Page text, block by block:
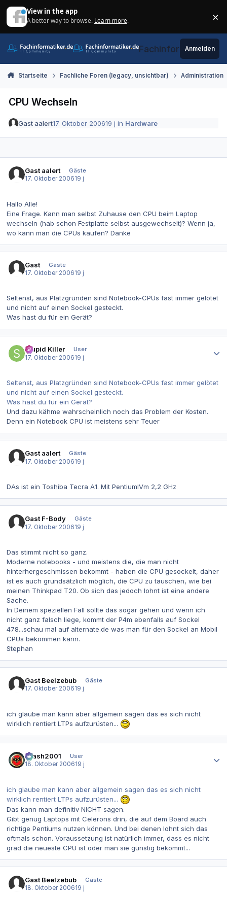
View in the app
A better way to browse. Learn more. ×
Fachinformatiker.de
Anmelden
Startseite Fachliche Foren (legacy, unsichtbar) Administration
CPU Wechseln
Gast aalert17. Oktober 200619 j in Hardware
Gast aalert
Gäste
17. Oktober 200619 j
Hallo Alle!
Eine Frage. Kann man selbst Zuhause den CPU beim Laptop
wechseln (hab schon Festplatte selbst ausgewechselt)? Wenn ja,
wo kann man die CPUs kaufen? Danke
Gast
Gäste
17. Oktober 200619 j
Seltenst, aus Platzgründen sind Notebook-CPUs fast immer gelötet
und nicht auf einen Sockel gesteckt.
Was hast du für ein Gerät?
Stupid Killer
User
17. Oktober 200619 j
Seltenst, aus Platzgründen sind Notebook-CPUs fast immer gelötet
und nicht auf einen Sockel gesteckt.
Was hast du für ein Gerät?
Und dazu kähme wahrscheinlich noch das Problem der Kosten.
Denn ein Notebook CPU ist meistens sehr Teuer
Gast aalert
Gäste
17. Oktober 200619 j
DAs ist ein Toshiba Tecra A1. Mit PentiumIVm 2,2 GHz
Gast F-Body
Gäste
17. Oktober 200619 j
Das stimmt nicht so ganz.
Moderne notebooks - und meistens die, die man nicht
hinterhergeschmissen bekommt - haben die CPU gesockelt, daher
ist es auch grundsätzlich möglich, die CPU zu tauschen, wie bei
meinen Thinkpad T20. Ob sich das jedoch lohnt ist eine andere
Sache.
In Deinem speziellen Fall sollte das sogar gehen und wenn ich
nicht ganz falsch liege, kommt der P4m ebenfalls auf Sockel
478...schau mal auf alternate.de was man für den Sockel an Mobil
CPUs bekommen kann.
Stephan
Gast Beelzebub
Gäste
17. Oktober 200619 j
ich glaube man kann aber allgemein sagen das es sich nicht
wirklich rentiert LTPs aufzurüsten...
Crash2001
User
18. Oktober 200619 j
ich glaube man kann aber allgemein sagen das es sich nicht
wirklich rentiert LTPs aufzurüsten...
Das kann man definitiv NICHT sagen.
Gibt genug Laptops mit Celerons drin, die auf dem Board auch
richtige Pentiums nutzen können. Und bei denen lohnt sich das
oftmals schon. Voraussetzung ist natürlich immer, dass es nicht
grad die neueste CPU ist oder man sie günstig bekommt...
Gast Beelzebub
Gäste
18. Oktober 200619 j